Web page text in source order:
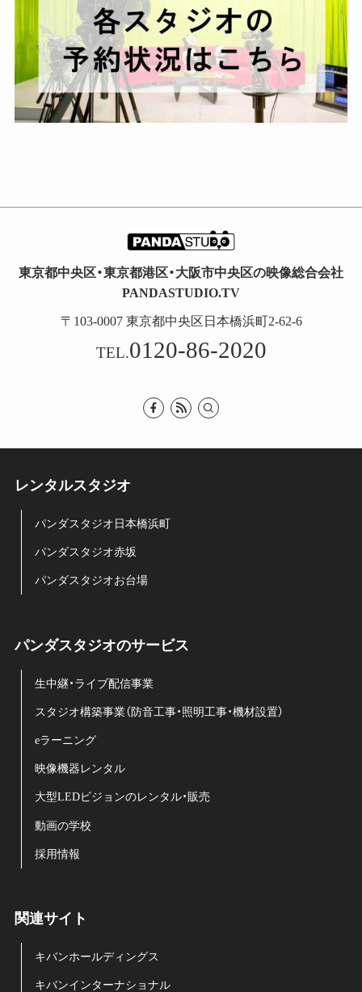
東京都中央区・東京都港区・大阪市中央区の映像総合会社
PANDASTUDIO.TV
〒103-0007 東京都中央区日本橋浜町2-62-6
TEL.0120-86-2020
レンタルスタジオ
パンダスタジオ日本橋浜町
パンダスタジオ赤坂
パンダスタジオお台場
パンダスタジオのサービス
生中継・ライブ配信事業
スタジオ構築事業（防音工事・照明工事・機材設置）
eラーニング
映像機器レンタル
大型LEDビジョンのレンタル・販売
動画の学校
採用情報
関連サイト
キバンホールディングス
キバンインターナショナル